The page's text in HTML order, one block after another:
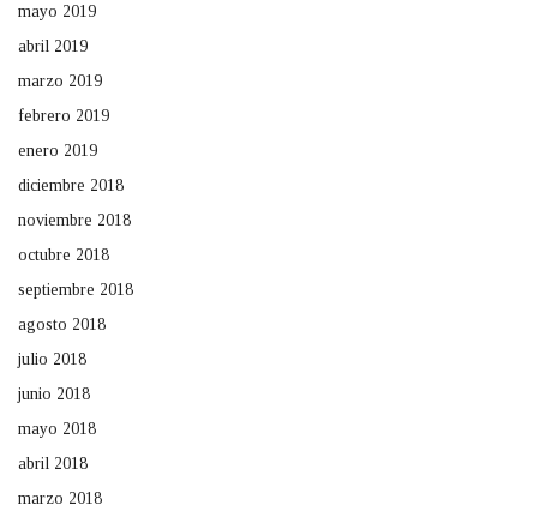
mayo 2019
abril 2019
marzo 2019
febrero 2019
enero 2019
diciembre 2018
noviembre 2018
octubre 2018
septiembre 2018
agosto 2018
julio 2018
junio 2018
mayo 2018
abril 2018
marzo 2018